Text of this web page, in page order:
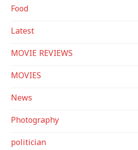
Food
Latest
MOVIE REVIEWS
MOVIES
News
Photography
politician